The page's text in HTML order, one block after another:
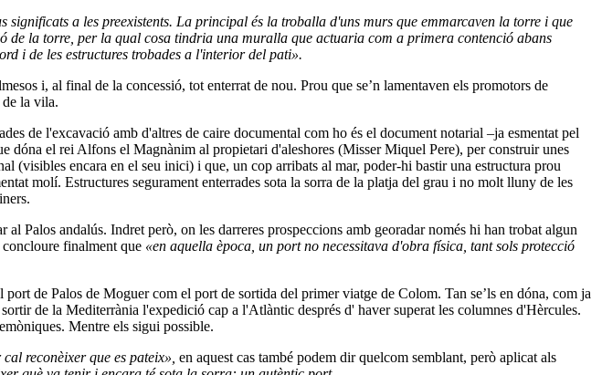
significats a les preexistents. La principal és la troballa d'uns murs que emmarcaven la torre i que
de la torre, per la qual cosa tindria una muralla que actuaria com a primera contenció abans
i de les estructures trobades a l'interior del pati».
i, al final de la concessió, tot enterrat de nou. Prou que se’n lamentaven els promotors de
de la vila.
de l'excavació amb d'altres de caire documental com ho és el document notarial –ja esmentat pel
dóna el rei Alfons el Magnànim al propietari d'aleshores (Misser Miquel Pere), per construir unes
(visibles encara en el seu inici) i que, un cop arribats al mar, poder-hi bastir una estructura prou
molí. Estructures segurament enterrades sota la sorra de la platja del grau i no molt lluny de les
Palos andalús. Indret però, on les darreres prospeccions amb georadar només hi han trobat algun
concloure finalment que «en aquella època, un port no necessitava d'obra física, tant sols protecció
de Palos de Moguer com el port de sortida del primer viatge de Colom. Tan se’ls en dóna, com ja
de la Mediterrània l'expedició cap a l'Atlàntic després d' haver superat les columnes d'Hèrcules.
Mentre els sigui possible.
reconèixer que es pateix», en aquest cas també podem dir quelcom semblant, però aplicat als